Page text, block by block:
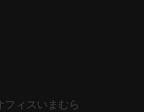
フィスいまむら